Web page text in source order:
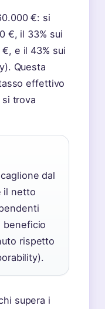
€: si
€, il 33% sui
e il 43% sui
Questa
effettivo
trova
dal
il netto
rispetto
supera i